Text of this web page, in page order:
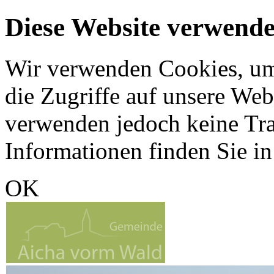
Diese Website
Wir verwenden Cookies,
die Zugriffe auf unsere
verwenden jedoch keine
Informationen finden Sie
OK